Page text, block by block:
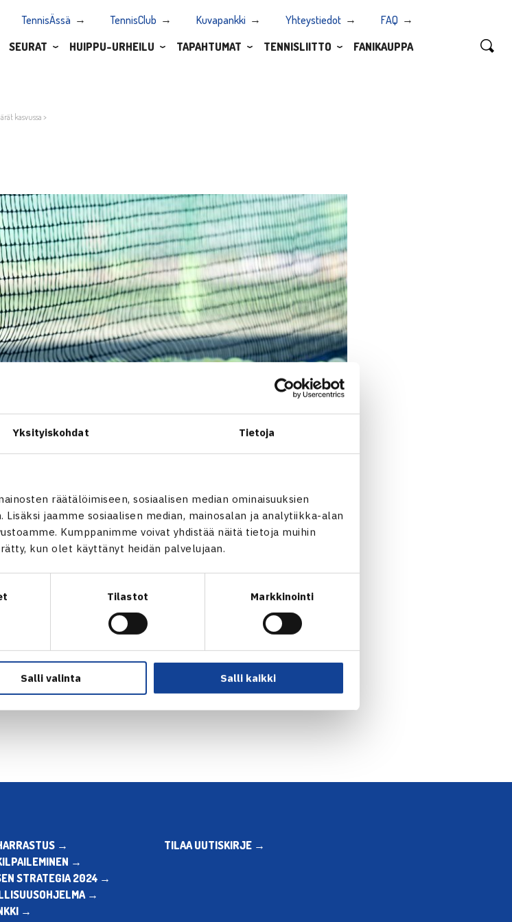
Yksityiskohdat Tietoja
räätälöimiseen, sosiaalisen median ominaisuuksien
jaamme sosiaalisen median, mainosalan ja analytiikka-alan
Kumppanimme voivat yhdistää näitä tietoja muihin
kun olet käyttänyt heidän palvelujaan.
Tilastot Markkinointi
Salli valinta Salli kaikki
TennisÄssä TennisClub Kuvapankki Yhteystiedot
FAQ
SEURAT HUIPPU-URHEILU TAPAHTUMAT TENNISLIITTO FANIKAUPPA
kasvussa >
→
→
STRATEGIA 2024 →
→
→
TILAA UUTISKIRJE →